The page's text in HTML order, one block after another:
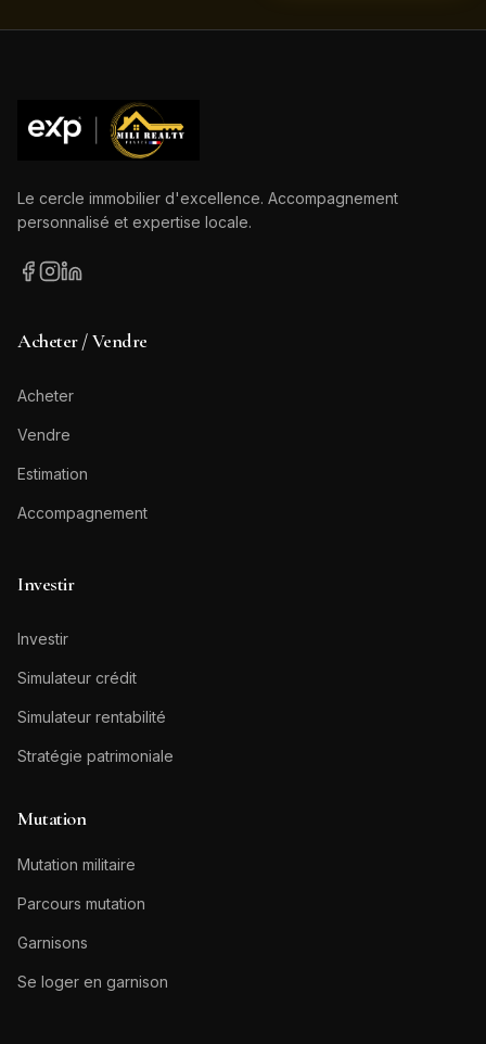
Le cercle immobilier d'excellence. Accompagnement
personnalisé et expertise locale.
Acheter / Vendre
Acheter
Vendre
Estimation
Accompagnement
Investir
Investir
Simulateur crédit
Simulateur rentabilité
Stratégie patrimoniale
Mutation
Mutation militaire
Parcours mutation
Garnisons
Se loger en garnison